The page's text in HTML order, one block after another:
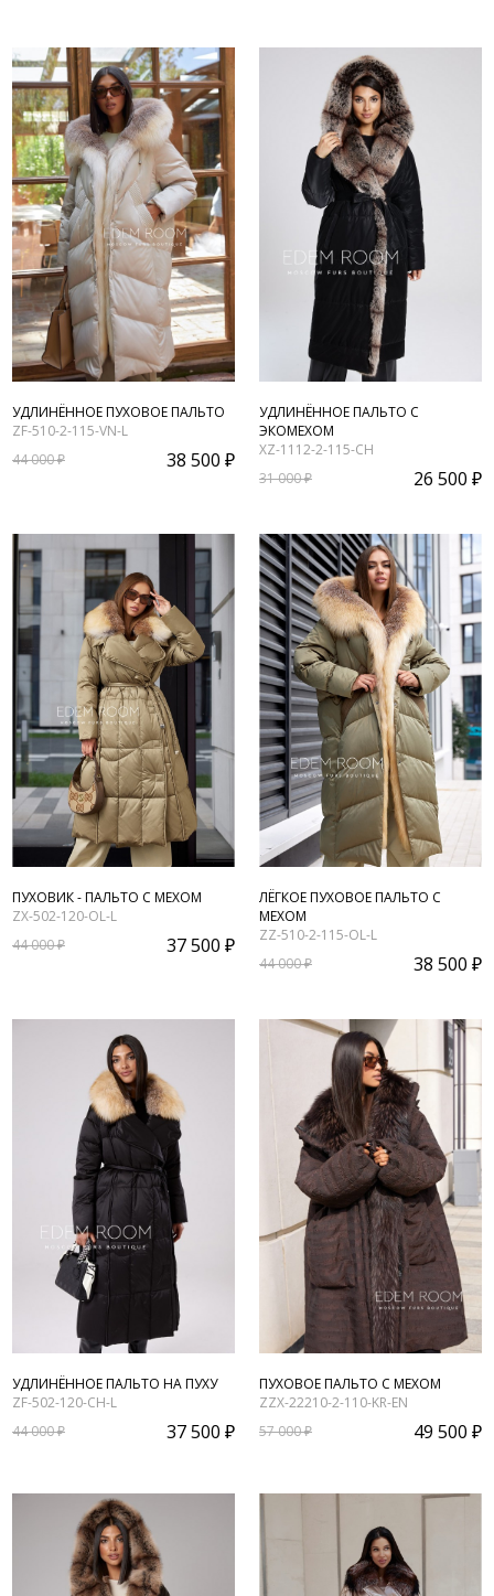
УДЛИНЁННОЕ ПУХОВОЕ ПАЛЬТО
ZF-510-2-115-VN-L
44 000 ₽
38 500 ₽
УДЛИНЁННОЕ ПАЛЬТО С
ЭКОМЕХОМ
XZ-1112-2-115-CH
31 000 ₽
26 500 ₽
ПУХОВИК - ПАЛЬТО С МЕХОМ
ZX-502-120-OL-L
44 000 ₽
37 500 ₽
ЛЁГКОЕ ПУХОВОЕ ПАЛЬТО С
МЕХОМ
ZZ-510-2-115-OL-L
44 000 ₽
38 500 ₽
УДЛИНЁННОЕ ПАЛЬТО НА ПУХУ
ZF-502-120-CH-L
44 000 ₽
37 500 ₽
ПУХОВОЕ ПАЛЬТО С МЕХОМ
ZZX-22210-2-110-KR-EN
57 000 ₽
49 500 ₽